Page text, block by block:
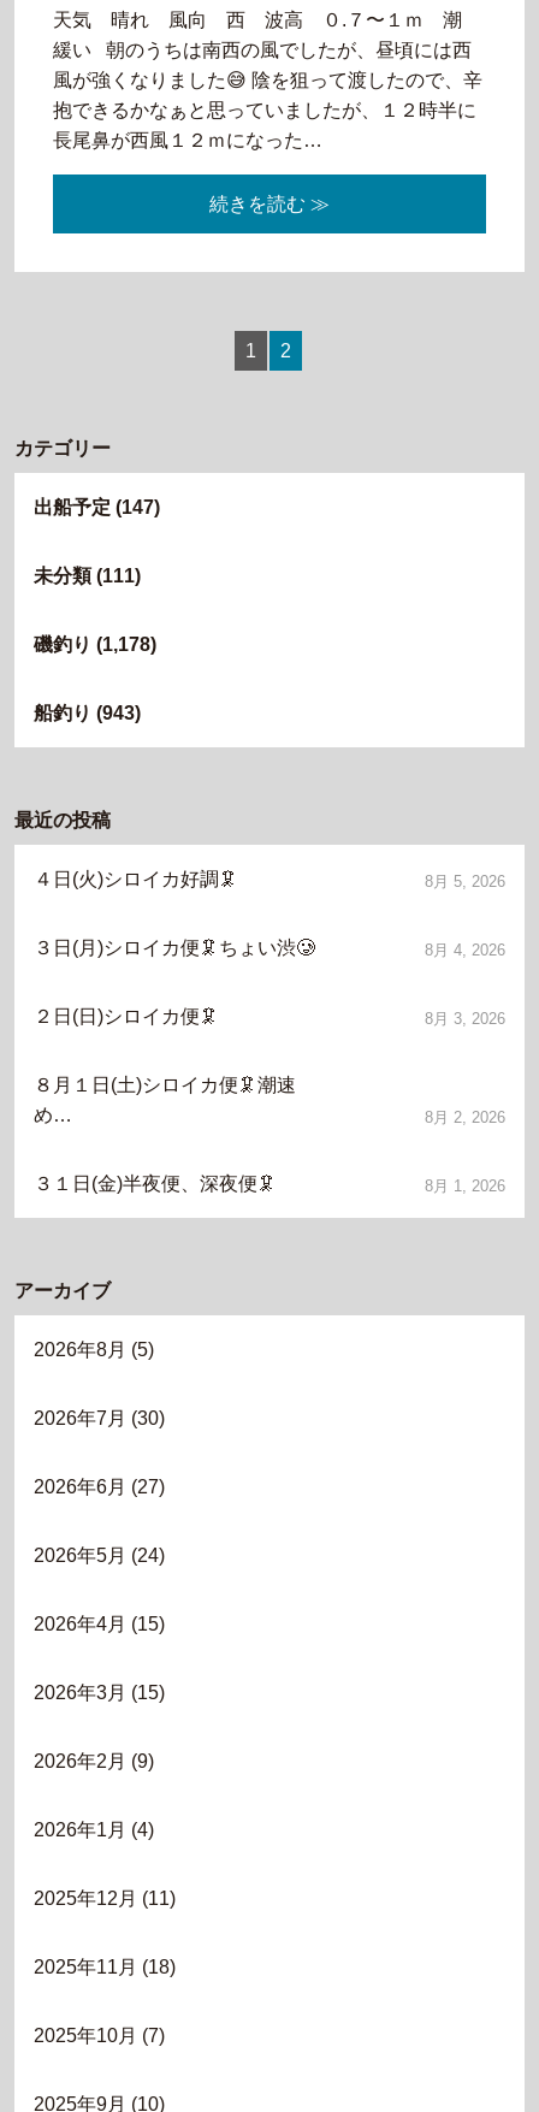
天気 晴れ 風向 西 波高 ０.７〜１ｍ 潮
緩い 朝のうちは南西の風でしたが、昼頃には西
風が強くなりました😅 陰を狙って渡したので、辛
抱できるかなぁと思っていましたが、１２時半に
長尾鼻が西風１２ｍになった…
続きを読む ≫
1 2
カテゴリー
出船予定 (147)
未分類(111)
磯釣り (1,178)
船釣り (943)
最近の投稿
４日(火)シロイカ好調🦑 8月 5, 2026
３日(月)シロイカ便🦑ちょい渋🥲 8月 4, 2026
２日(日)シロイカ便🦑 8月 3, 2026
８月１日(土)シロイカ便🦑潮速
め…
8月 2, 2026
３１日(金)半夜便、深夜便🦑 8月 1, 2026
アーカイブ
2026年8月 (5)
2026年7月 (30)
2026年6月 (27)
2026年5月 (24)
2026年4月 (15)
2026年3月 (15)
2026年2月 (9)
2026年1月 (4)
2025年12月 (11)
2025年11月 (18)
2025年10月 (7)
2025年9月 (10)